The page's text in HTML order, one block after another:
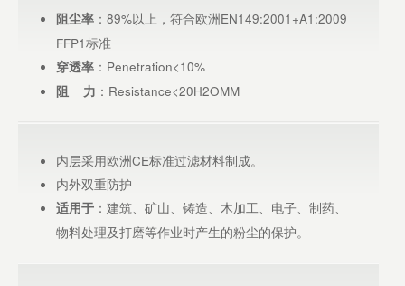
阻尘率 ：89%以上，符合欧洲EN149:2001+A1:2009
FFP1标准
穿透率 ：Penetration<10%
阻 力 ：Resistance<20H2OMM
内层采用欧洲CE标准过滤材料制成。
内外双重防护
适用于 ：建筑、矿山、铸造、木加工、电子、制药、
物料处理及打磨等作业时产生的粉尘的保护。